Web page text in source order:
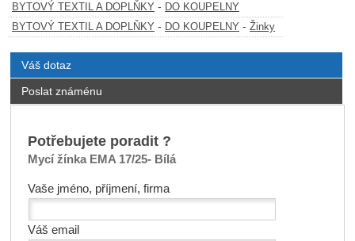
BYTOVÝ TEXTIL A DOPLŇKY - DO KOUPELNY
BYTOVÝ TEXTIL A DOPLŇKY - DO KOUPELNY - Žinky
Váš dotaz
Poslat známénu
Potřebujete poradit ?
Mycí žínka EMA 17/25- Bílá
Vaše jméno, příjmení, firma
Váš email